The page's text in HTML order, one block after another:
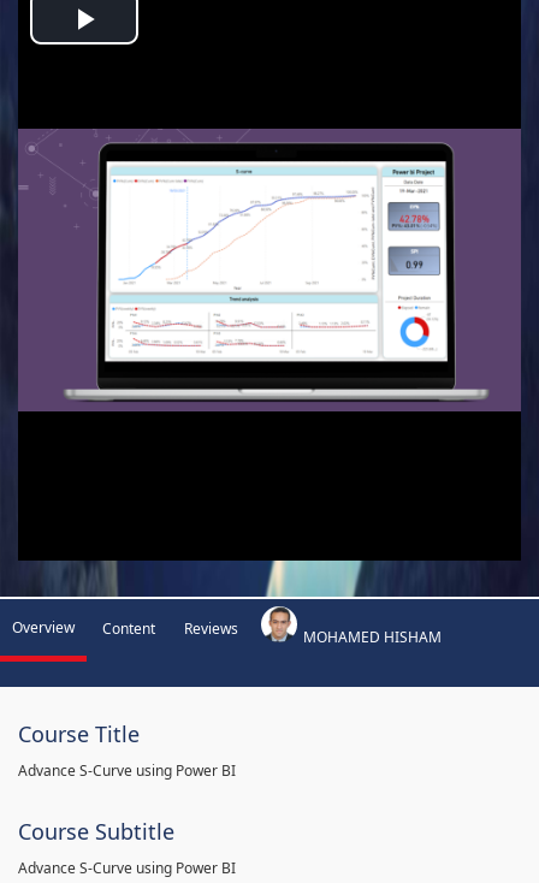
Play
Overview Content Reviews MOHAMED HISHAM
Course Title
Advance S-Curve using Power BI
Course Subtitle
Advance S-Curve using Power BI